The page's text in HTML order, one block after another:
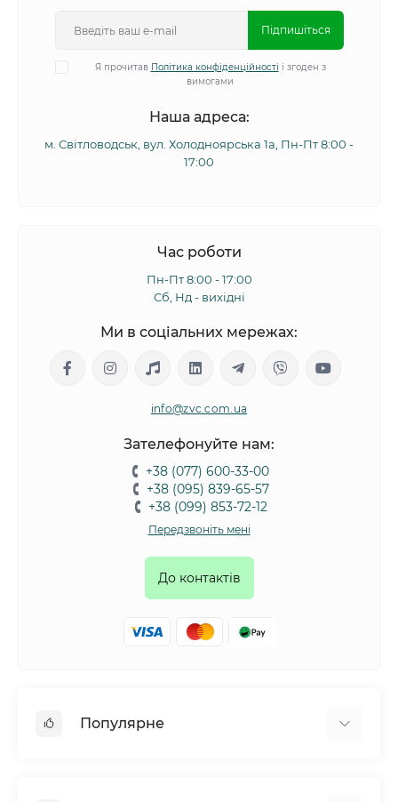
Підпишіться
Я прочитав Політика конфіденційності і згоден з
вимогами
Наша адреса:
м. Світловодськ, вул. Холодноярська 1а, Пн-Пт 8:00 -
17:00
Час роботи
Пн-Пт 8:00 - 17:00
Сб, Нд - вихідні
Ми в соціальних мережах:
info@zvc.com.ua
Зателефонуйте нам:
+38 (077) 600-33-00
+38 (095) 839-65-57
+38 (099) 853-72-12
Передзвоніть мені
До контактів
Популярне